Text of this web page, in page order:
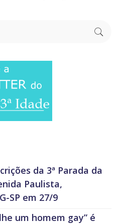
da 3ª Parada da
Paulista,
SP em 27/9
um homem gay” é